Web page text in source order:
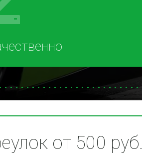
от 500 руб.